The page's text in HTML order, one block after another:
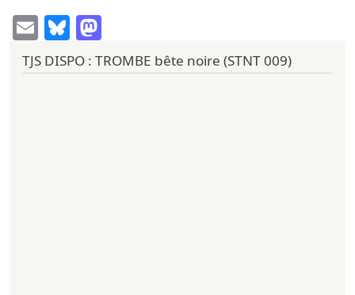
EmailBluesky
TJS DISPO : TROMBE bête noire (STNT 009)